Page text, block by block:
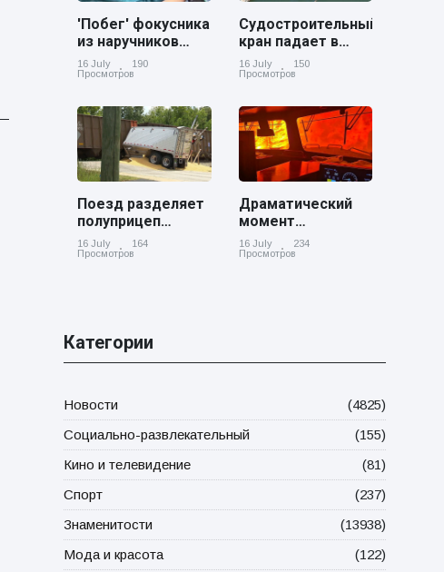
'Побег' фокусника
из наручников
вызвал смех у
аудитории
16 July
190
Просмотров
Судостроительный
кран падает в
реку Купер возле
Чарльстона
16 July
150
Просмотров
Поезд разделяет
полуприцеп
пополам на
железнодорожном
16 July
164
Просмотров
Драматический
момент
канадский
грузовой поезд
16 July
234
Просмотров
Категории
Новости
(4825)
Социально-развлекательный
(155)
Кино и телевидение
(81)
Спорт
(237)
Знаменитости
(13938)
Мода и красота
(122)